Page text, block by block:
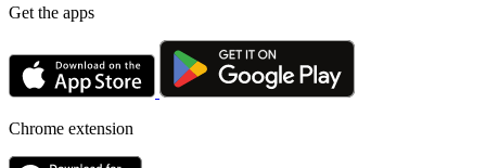
Get the apps
Chrome extension